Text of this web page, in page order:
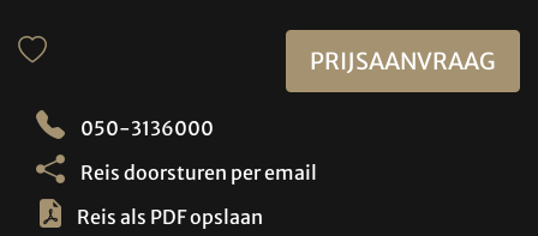
PRIJSAANVRAAG
050-3136000
Reis doorsturen per email
Reis als PDF opslaan